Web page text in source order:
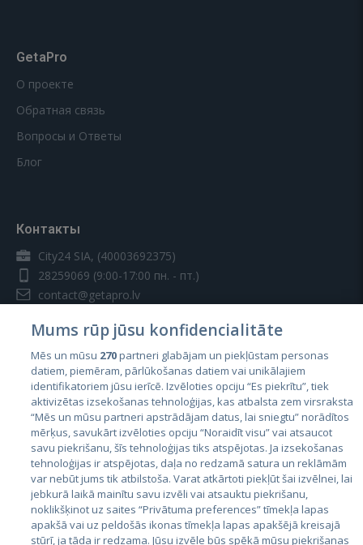
GetaPro
О проекте
Обратная связь
Вопросы и Ответы
Блог
Контакты
City24 SIA, (40003692375)
28259069 (9:00-17:00 пн. - пт.)
contact@getapro.lv
Страны
Эстония
Латвия
Литва
Mums rūp jūsu konfidencialitāte
Mēs un mūsu 270partneri glabājam un piekļūstam personas
datiem, piemēram, pārlūkošanas datiem vai unikālajiem
identifikatoriem jūsu ierīcē. Izvēloties opciju “Es piekrītu”, tiek
aktivizētas izsekošanas tehnoloģijas, kas atbalsta zem virsraksta
“Mēs un mūsu partneri apstrādājam datus, lai sniegtu” norādītos
mērķus, savukārt izvēloties opciju “Noraidīt visu” vai atsaucot
savu piekrišanu, šīs tehnoloģijas tiks atspējotas. Ja izsekošanas
tehnoloģijas ir atspējotas, daļa no redzamā satura un reklāmām
var nebūt jums tik atbilstoša. Varat atkārtoti piekļūt šai izvēlnei, lai
jebkurā laikā mainītu savu izvēli vai atsauktu piekrišanu,
noklikšķinot uz saites “Privātuma preferences” tīmekļa lapas
apakšā vai uz peldošās ikonas tīmekļa lapas apakšējā kreisajā
stūrī, ja tāda ir redzama. Jūsu izvēle būs spēkā mūsu piekrišanas